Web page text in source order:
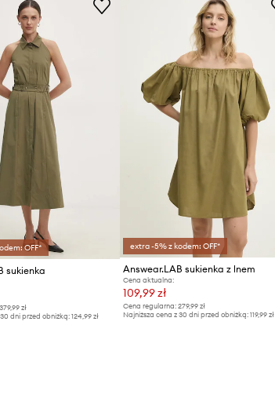
OFF*
sukienka
379,99 zł
dni przed obniżką: 124,99 zł
extra -5% z kodem: OFF*
Answear.LAB sukienka z lnem
Cena aktualna:
109,99 zł
Cena regularna: 279,99 zł
Najniższa cena z 30 dni przed obniżką: 119,99 zł